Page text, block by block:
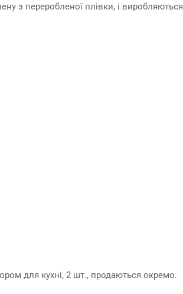
з переробленої плівки, і виробляються
для кухні, 2 шт., продаються окремо.